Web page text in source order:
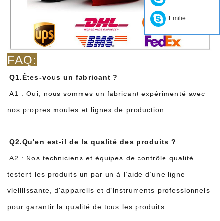
FAQ:
Q1.Êtes-vous un fabricant ?
A1 : Oui, nous sommes un fabricant expérimenté avec
nos propres moules et lignes de production.
Q2.Qu'en est-il de la qualité des produits ?
A2 : Nos techniciens et équipes de contrôle qualité
testent les produits un par un à l’aide d’une ligne
vieillissante, d’appareils et d’instruments professionnels
pour garantir la qualité de tous les produits.
Emilie